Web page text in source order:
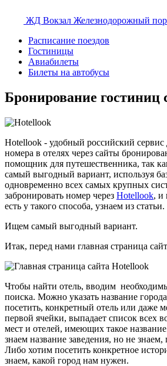
ЖД Вокзал Железнодорожный
Расписание поездов
Гостиницы
Авиабилеты
Билеты на автобусы
Бронирование гостиниц
Hotellook - удобный российский сервис
номера в отелях через сайты
помощник для путешественника, так
самый выгодный вариант, используя
одновременно всех самых крупных
забронировать номер через Hotellook, и
есть у такого способа, узнаем из статьи.
Ищем самый выгодный вариант.
Итак, перед нами главная страница
Чтобы найти отель, вводим
поиска. Можно указать название
посетить, конкретный отель или даже
первой ячейки, выпадает список всех
мест и отелей, имеющих такое
знаем название заведения, но не знаем,
Либо хотим посетить конкретное
знаем, какой город нам нужен.